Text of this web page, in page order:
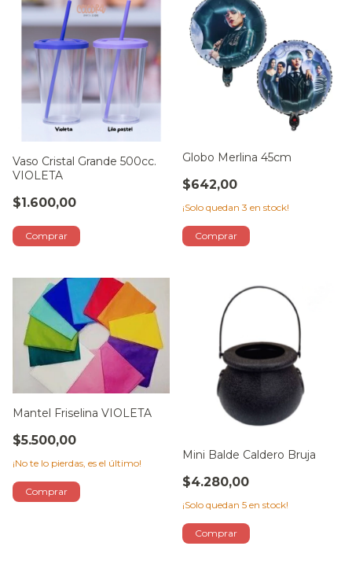
Vaso Cristal Grande 500cc.
VIOLETA
$1.600,00
Globo Merlina 45cm
$642,00
¡Solo quedan 3 en stock!
Mantel Friselina VIOLETA
$5.500,00
¡No te lo pierdas, es el último!
Mini Balde Caldero Bruja
$4.280,00
¡Solo quedan 5 en stock!